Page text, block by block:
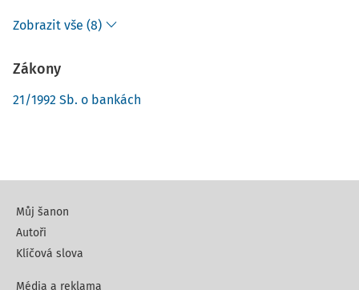
Zobrazit vše (8)
Zákony
21/1992 Sb. o bankách
Můj šanon
Autoři
Klíčová slova
Média a reklama